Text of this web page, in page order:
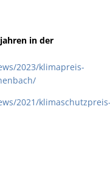
in der
2023/klimapreis-
2021/